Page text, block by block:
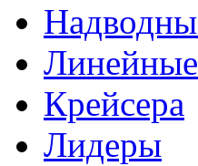
Крейсера
Лидеры